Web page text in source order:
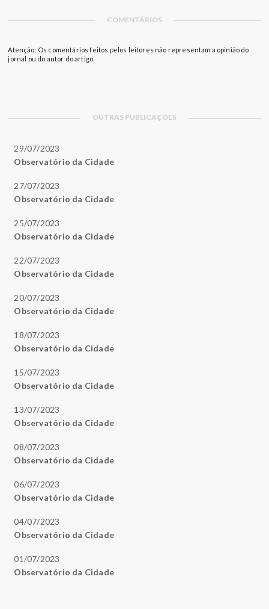
COMENTÁRIOS
Atenção: Os comentários feitos pelos leitores não representam a opinião do
jornal ou do autor do artigo.
OUTRAS PUBLICAÇÕES
29/07/2023
Observatório da Cidade
27/07/2023
Observatório da Cidade
25/07/2023
Observatório da Cidade
22/07/2023
Observatório da Cidade
20/07/2023
Observatório da Cidade
18/07/2023
Observatório da Cidade
15/07/2023
Observatório da Cidade
13/07/2023
Observatório da Cidade
08/07/2023
Observatório da Cidade
06/07/2023
Observatório da Cidade
04/07/2023
Observatório da Cidade
01/07/2023
Observatório da Cidade